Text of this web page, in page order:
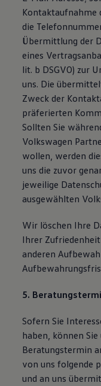
Kontaktaufnahme
die
Übermittlung der
eines
lit. b DSGVO) zur
uns. Die
Zweck der
präferierten
Sollten Sie
Volkswagen
wollen, werden
uns die zuvor
jeweilige
ausgewählten
Wir löschen Ihre
Ihrer
anderen
5.
Sofern Sie
haben, können
Beratungstermin
von uns folgende
und an uns